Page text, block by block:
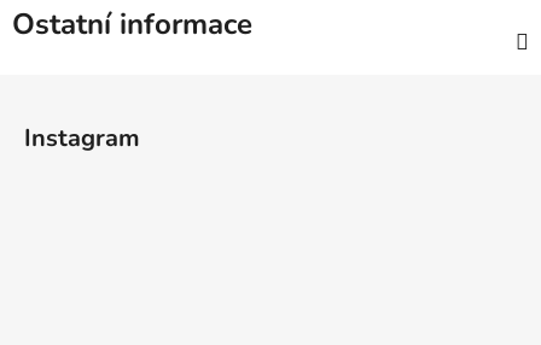
Ostatní informace
Instagram